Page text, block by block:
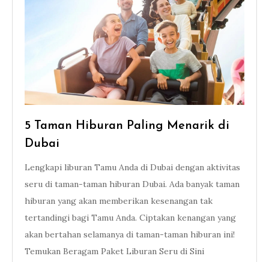
5 Taman Hiburan Paling Menarik di
Dubai
Lengkapi liburan Tamu Anda di Dubai dengan aktivitas
seru di taman-taman hiburan Dubai. Ada banyak taman
hiburan yang akan memberikan kesenangan tak
tertandingi bagi Tamu Anda. Ciptakan kenangan yang
akan bertahan selamanya di taman-taman hiburan ini!
Temukan Beragam Paket Liburan Seru di Sini